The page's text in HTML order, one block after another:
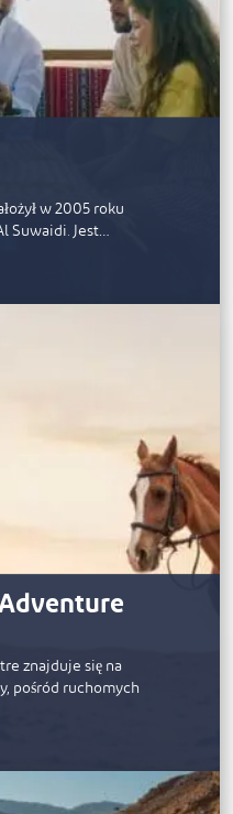
w 2005 roku
Suwaidi. Jest…
znajduje się na
pośród ruchomych